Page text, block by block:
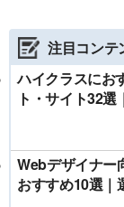
注目コンテ
ハイクラスにお
ト・サイト32選
Webデザイナー
おすすめ10選｜